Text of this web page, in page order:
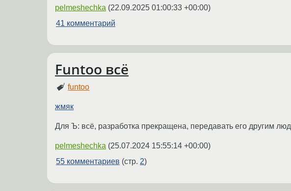
pelmeshechka (22.09.2025 01:00:33 +00:00)
41 комментарий
Funtoo всё
funtoo
жмяк
Для Ъ: всё, разработка прекращена, передавать его другим
pelmeshechka (25.07.2024 15:55:14 +00:00)
55 комментариев (стр. 2)